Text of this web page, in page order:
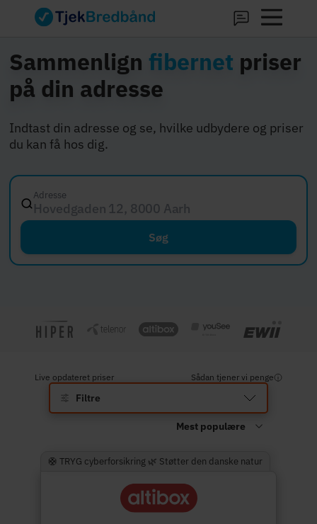
Sammenlign fibernet priser
på din adresse
Indtast din adresse og se, hvilke udbydere og priser
du kan få hos dig.
Adresse
Hovedgaden 12, 8000 Aarhus C
Søg
Live opdateret priser Sådan tjener vi penge
Filtre
🛟 TRYG cyberforsikring 🌿 Støtter den danske natur